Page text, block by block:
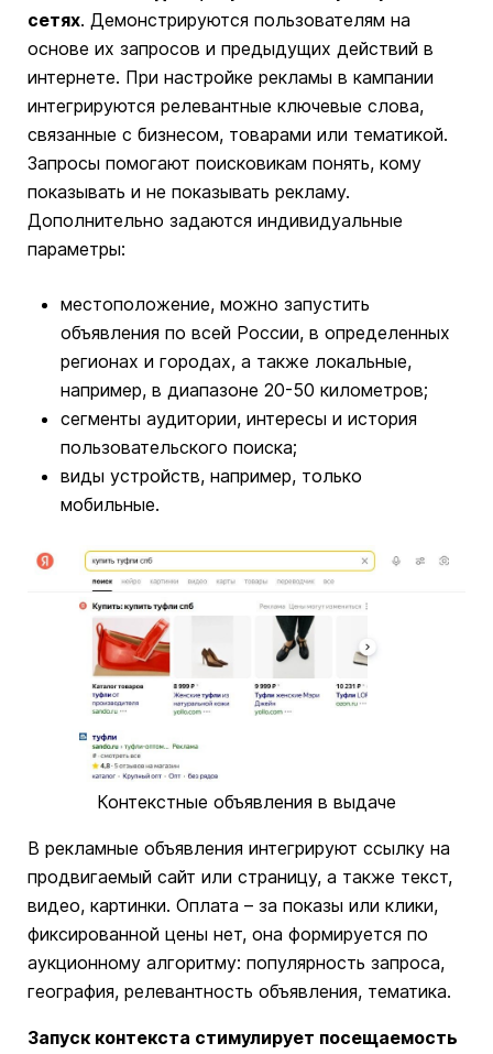
сетях. Демонстрируются пользователям на
основе их запросов и предыдущих действий в
интернете. При настройке рекламы в кампании
интегрируются релевантные ключевые слова,
связанные с бизнесом, товарами или тематикой.
Запросы помогают поисковикам понять, кому
показывать и не показывать рекламу.
Дополнительно задаются индивидуальные
параметры:
местоположение, можно запустить
объявления по всей России, в определенных
регионах и городах, а также локальные,
например, в диапазоне 20-50 километров;
сегменты аудитории, интересы и история
пользовательского поиска;
виды устройств, например, только
мобильные.
Контекстные объявления в выдаче
В рекламные объявления интегрируют ссылку на
продвигаемый сайт или страницу, а также текст,
видео, картинки. Оплата – за показы или клики,
фиксированной цены нет, она формируется по
аукционному алгоритму: популярность запроса,
география, релевантность объявления, тематика.
Запуск контекста стимулирует посещаемость